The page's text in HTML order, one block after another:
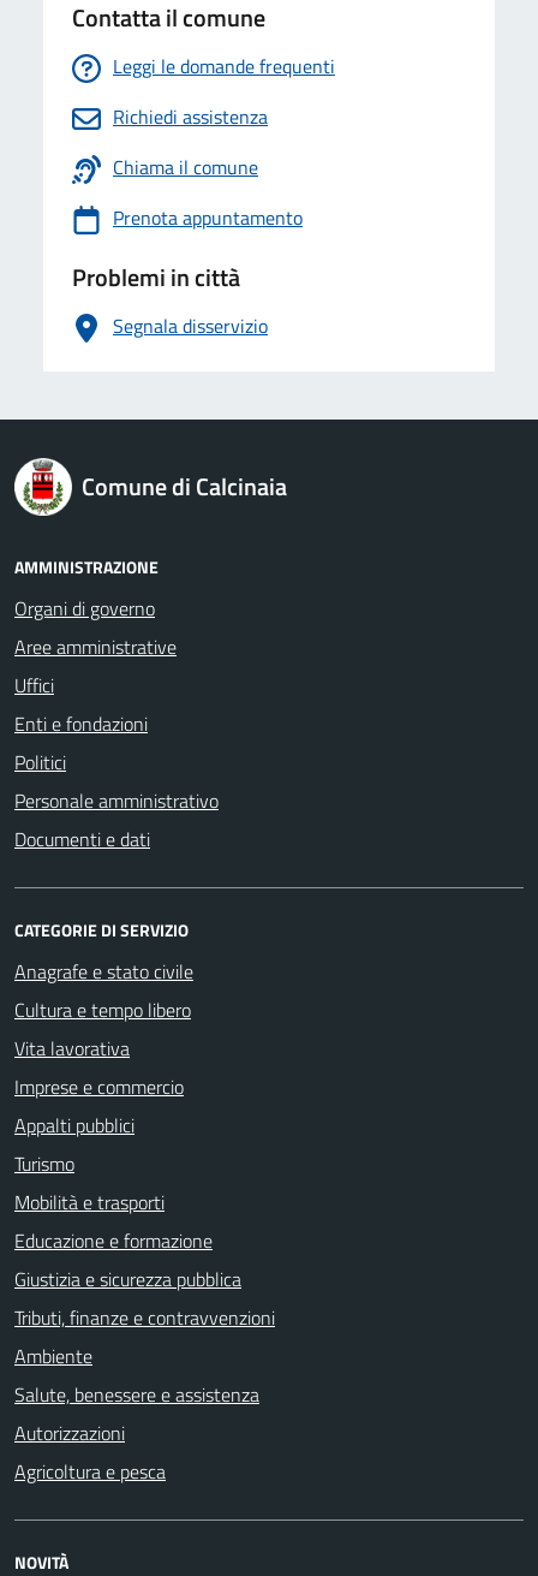
Contatta il comune
Leggi le domande frequenti
Richiedi assistenza
Chiama il comune
Prenota appuntamento
Problemi in città
Segnala disservizio
logo Unione Europea
Comune di Calcinaia
AMMINISTRAZIONE
Organi di governo
Aree amministrative
Uffici
Enti e fondazioni
Politici
Personale amministrativo
Documenti e dati
CATEGORIE DI SERVIZIO
Anagrafe e stato civile
Cultura e tempo libero
Vita lavorativa
Imprese e commercio
Appalti pubblici
Turismo
Mobilità e trasporti
Educazione e formazione
Giustizia e sicurezza pubblica
Tributi, finanze e contravvenzioni
Ambiente
Salute, benessere e assistenza
Autorizzazioni
Agricoltura e pesca
NOVITÀ